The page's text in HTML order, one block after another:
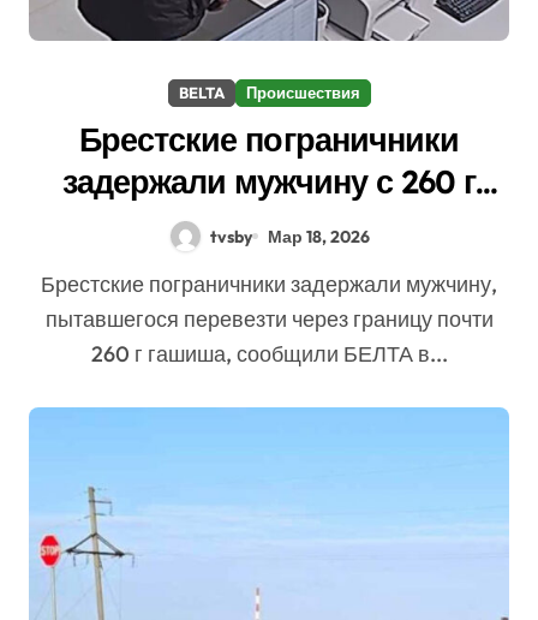
BELTA Происшествия
Брестские пограничники
задержали мужчину с 260 г
гашиша
tvsby Мар 18, 2026
Брестские пограничники задержали мужчину,
пытавшегося перевезти через границу почти
260 г гашиша, сообщили БЕЛТА в...